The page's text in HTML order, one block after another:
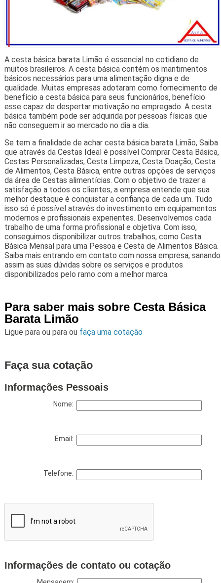
A cesta básica barata Limão é essencial no cotidiano de
muitos brasileiros. A cesta básica contém os mantimentos
básicos necessários para uma alimentação digna e de
qualidade. Muitas empresas adotaram como fornecimento de
benefício a cesta básica para seus funcionários, benefício
esse capaz de despertar motivação no empregado. A cesta
básica também pode ser adquirida por pessoas físicas que
não conseguem ir ao mercado no dia a dia.
Se tem a finalidade de achar cesta básica barata Limão, Saiba
que através da Cestas Ideal é possível Comprar Cesta Básica,
Cestas Personalizadas, Cesta Limpeza, Cesta Doação, Cesta
de Alimentos, Cesta Básica, entre outras opções de serviços
da área de Cestas alimentícias. Com o objetivo de trazer a
satisfação a todos os clientes, a empresa entende que sua
melhor destaque é conquistar a confiança de cada um. Tudo
isso só é possível através do investimento em equipamentos
modernos e profissionais experientes. Desenvolvemos cada
trabalho de uma forma profissional e objetiva. Com isso,
conseguimos disponibilizar outros trabalhos, como Cesta
Básica Mensal para uma Pessoa e Cesta de Alimentos Básica.
Saiba mais entrando em contato com nossa empresa, sanando
assim as suas dúvidas sobre os serviços e produtos
disponibilizados pelo ramo com a melhor marca.
Para saber mais sobre Cesta Básica
Barata Limão
Ligue para ou para ou faça uma cotação
Faça sua cotação
Informações Pessoais
Nome:
Email:
Telefone:
Informações de contato ou cotação